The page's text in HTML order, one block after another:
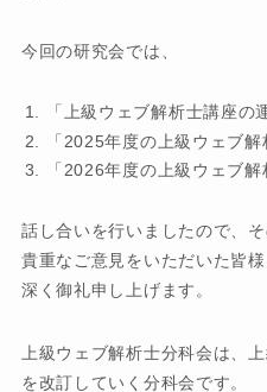
今回の研究会では、
「上級ウェブ解析士講座の
「2025年度の上級ウェブ
「2026年度の上級ウェブ
話し合いを行いましたので、
貴重なご意見をいただいた皆
深く御礼申し上げます。
上級ウェブ解析士分科会は、
を改訂していく分科会です。